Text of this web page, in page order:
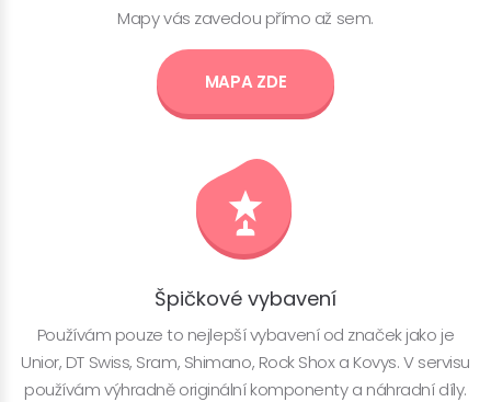
Mapy vás zavedou přímo až sem.
MAPA ZDE
Špičkové vybavení
Používám pouze to nejlepší vybavení od značek jako je
Unior, DT Swiss, Sram, Shimano, Rock Shox a Kovys. V servisu
používám výhradně originální komponenty a náhradní díly.